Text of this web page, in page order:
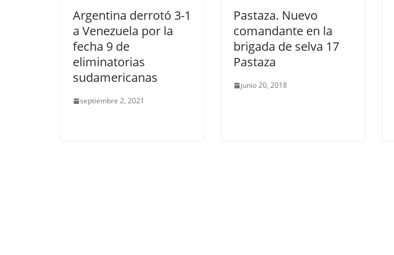
Argentina derrotó 3-1
a Venezuela por la
fecha 9 de
eliminatorias
sudamericanas
septiembre 2, 2021
Pastaza. Nuevo
comandante en la
brigada de selva 17
Pastaza
junio 20, 2018